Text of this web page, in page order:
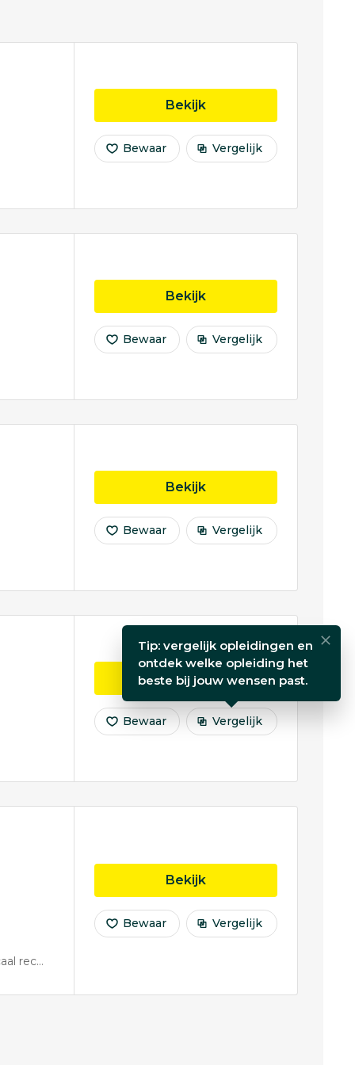
Bekijkopleiding Fiscaal
Bewaar Vergelijk
Bekijkopleiding Fiscaal
Bewaar Vergelijk
Bekijkopleiding Fiscaal
Bewaar Vergelijk
Bekijkopleiding Fiscaal
Bewaar
Tip: vergelijk opleidingen en
ontdek welke opleiding het
beste bij jouw wensen past.
Vergelijk
belastingrecht
Bekijkopleiding Fiscaal
Bewaar Vergelijk